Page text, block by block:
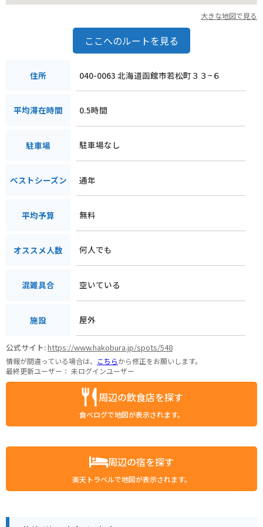
大きな地図で見る
ここへのルートを見る
住所 040-0063 北海道函館市若松町３３−６
平均滞在時間 0.5時間
駐車場 駐車場なし
ベストシーズン 通年
平均予算 無料
オススメ人数 何人でも
混雑具合 空いている
施設 屋外
公式サイト:https://www.hakobura.jp/spots/548
情報が間違っている場合は、 こちらから修正をお願いします。
最終更新ユーザー： 未ログインユーザー
周辺の飲食店を探す
食べログで地図が表示されます。
周辺の宿を探す
楽天トラベルで地図が表示されます。